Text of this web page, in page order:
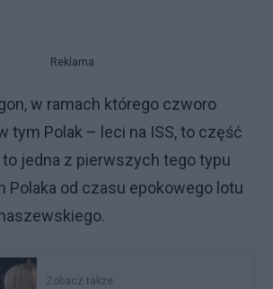
Reklama
w ramach którego czworo
tym Polak – leci na ISS, to część
jedna z pierwszych tego typu
Polaka od czasu epokowego lotu
Zobacz także